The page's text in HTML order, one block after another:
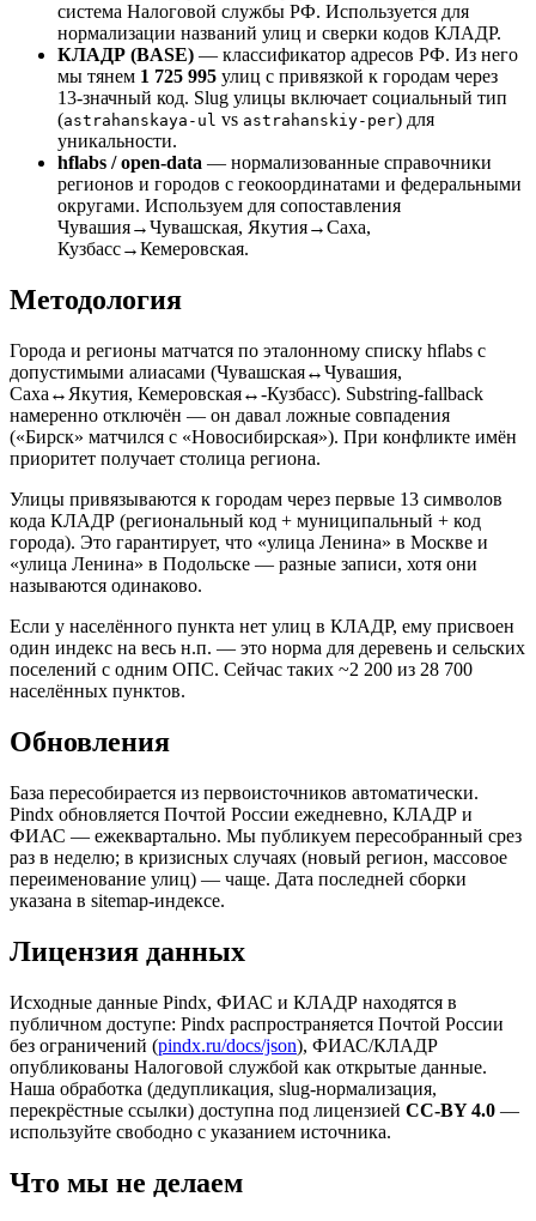
система Налоговой службы РФ. Используется для
нормализации названий улиц и сверки кодов КЛАДР.
КЛАДР (BASE) — классификатор адресов РФ. Из него
мы тянем 1 725 995 улиц с привязкой к городам через
13-значный код. Slug улицы включает социальный тип
(astrahanskaya-ul vs astrahanskiy-per) для
уникальности.
hflabs / open-data — нормализованные справочники
регионов и городов с геокоординатами и федеральными
округами. Используем для сопоставления
Чувашия→Чувашская, Якутия→Саха,
Кузбасс→Кемеровская.
Методология
Города и регионы матчатся по эталонному списку hflabs с
допустимыми алиасами (Чувашская↔Чувашия,
Саха↔Якутия, Кемеровская↔-Кузбасс). Substring-fallback
намеренно отключён — он давал ложные совпадения
(«Бирск» матчился с «Новосибирская»). При конфликте имён
приоритет получает столица региона.
Улицы привязываются к городам через первые 13 символов
кода КЛАДР (региональный код + муниципальный + код
города). Это гарантирует, что «улица Ленина» в Москве и
«улица Ленина» в Подольске — разные записи, хотя они
называются одинаково.
Если у населённого пункта нет улиц в КЛАДР, ему присвоен
один индекс на весь н.п. — это норма для деревень и сельских
поселений с одним ОПС. Сейчас таких ~2 200 из 28 700
населённых пунктов.
Обновления
База пересобирается из первоисточников автоматически.
Pindx обновляется Почтой России ежедневно, КЛАДР и
ФИАС — ежеквартально. Мы публикуем пересобранный срез
раз в неделю; в кризисных случаях (новый регион, массовое
переименование улиц) — чаще. Дата последней сборки
указана в sitemap-индексе.
Лицензия данных
Исходные данные Pindx, ФИАС и КЛАДР находятся в
публичном доступе: Pindx распространяется Почтой России
без ограничений (pindx.ru/docs/json), ФИАС/КЛАДР
опубликованы Налоговой службой как открытые данные.
Наша обработка (дедупликация, slug-нормализация,
перекрёстные ссылки) доступна под лицензией CC-BY 4.0 —
используйте свободно с указанием источника.
Что мы не делаем